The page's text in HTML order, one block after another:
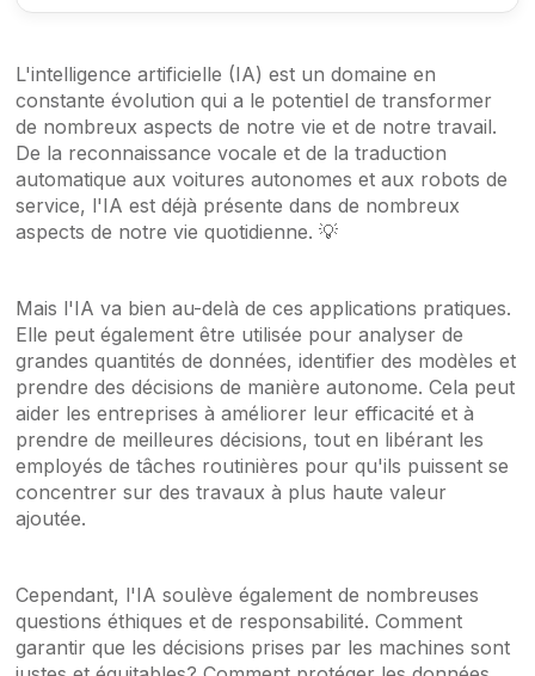
L'intelligence artificielle (IA) est un domaine en
constante évolution qui a le potentiel de transformer
de nombreux aspects de notre vie et de notre travail.
De la reconnaissance vocale et de la traduction
automatique aux voitures autonomes et aux robots de
service, l'IA est déjà présente dans de nombreux
aspects de notre vie quotidienne. 💡
Mais l'IA va bien au-delà de ces applications pratiques.
Elle peut également être utilisée pour analyser de
grandes quantités de données, identifier des modèles et
prendre des décisions de manière autonome. Cela peut
aider les entreprises à améliorer leur efficacité et à
prendre de meilleures décisions, tout en libérant les
employés de tâches routinières pour qu'ils puissent se
concentrer sur des travaux à plus haute valeur
ajoutée.
Cependant, l'IA soulève également de nombreuses
questions éthiques et de responsabilité. Comment
garantir que les décisions prises par les machines sont